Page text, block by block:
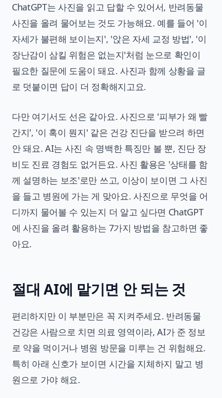
ChatGPT는 사진을 읽고 답할 수 있어서, 반려동물
사진을 올려 물어보는 것도 가능해요. 예를 들어 '이
자세가 불편해 보이는지', '앉은 자세 교정 방법', '이
장난감이 삼킬 위험은 없는지'처럼 눈으로 확인이
필요한 질문에 도움이 돼요. 사진과 함께 상황을 글
로 덧붙이면 답이 더 정확해지고요.
다만 여기서도 선은 같아요. 사진으로 '피부가 왜 빨
간지', '이 혹이 뭔지' 같은 건강 진단을 받으려 하면
안 돼요. AI는 사진 속 명백한 특징만 볼 뿐, 진단 장
비도 진료 경험도 없거든요. 사진 활용은 '상태를 함
께 설명하는 보조'로만 쓰고, 이상이 보이면 그 사진
을 들고 병원에 가는 게 맞아요. 사진으로 무엇을 어
디까지 물어볼 수 있는지 더 알고 싶다면 ChatGPT
에 사진을 올려 활용하는 7가지 방법을 참고하면 좋
아요.
절대 AI에 맡기면 안 되는 것
편리하지만 이 부분만은 꼭 지켜주세요. 반려동물
건강은 사람으로 치면 의료 영역이라, AI가 준 정보
로 약을 먹이거나 병원 방문을 미루는 건 위험해요.
특히 아래 신호가 보이면 시간을 지체하지 말고 병
원으로 가야 해요.